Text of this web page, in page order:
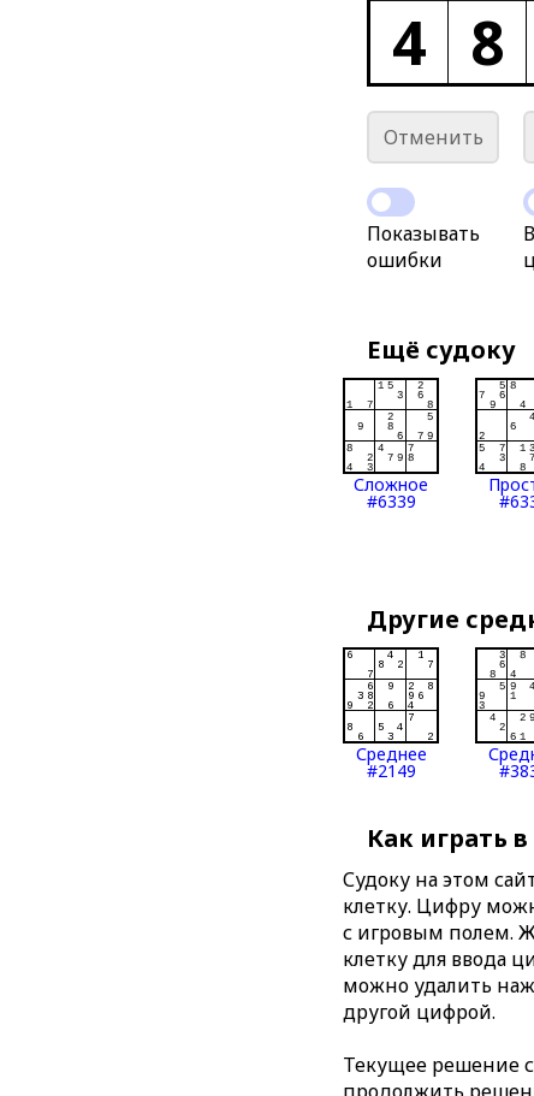
4 8
Отменить
Показывать
ошибки
Ещё судоку
Сложное
#6339
Другие
Среднее
#2149
Как играть
Судоку на этом
клетку. Цифру
с игровым полем.
клетку для ввода
можно удалить
другой цифрой.
Текущее решение